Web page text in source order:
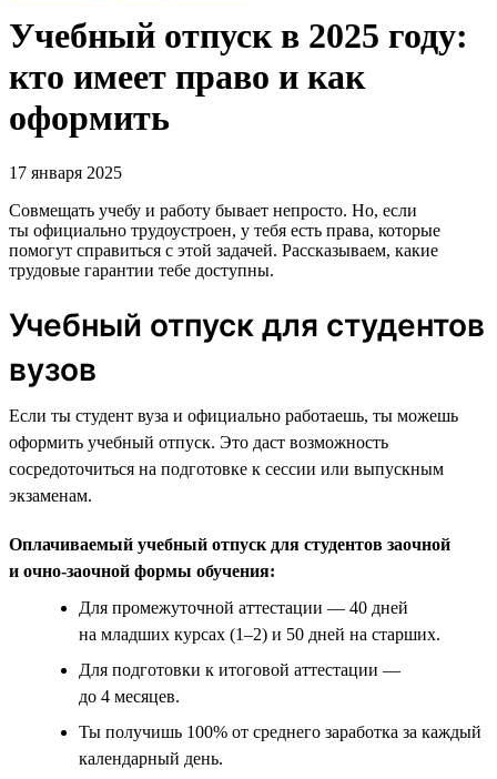
Учебный отпуск в 2025 году:
кто имеет право и как
оформить
17 января 2025
Совмещать учебу и работу бывает непросто. Но, если
ты официально трудоустроен, у тебя есть права, которые
помогут справиться с этой задачей. Рассказываем, какие
трудовые гарантии тебе доступны.
Учебный отпуск для студентов
вузов
Если ты студент вуза и официально работаешь, ты можешь
оформить учебный отпуск. Это даст возможность
сосредоточиться на подготовке к сессии или выпускным
экзаменам.
Оплачиваемый учебный отпуск для студентов заочной
и очно-заочной формы обучения:
Для промежуточной аттестации — 40 дней
на младших курсах (1–2) и 50 дней на старших.
Для подготовки к итоговой аттестации —
до 4 месяцев.
Ты получишь 100% от среднего заработка за каждый
календарный день.